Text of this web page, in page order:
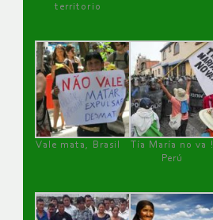
territorio
Vale mata, Brasil
Tía María no va !
Perú